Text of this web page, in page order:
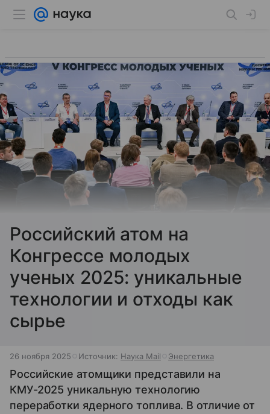
Российский атом на
Конгрессе молодых
ученых 2025: уникальные
технологии и отходы как
сырье
26 ноября 2025 Источник: Наука Mail Энергетика
Российские атомщики представили на
КМУ-2025 уникальную технологию
переработки ядерного топлива. В отличие от